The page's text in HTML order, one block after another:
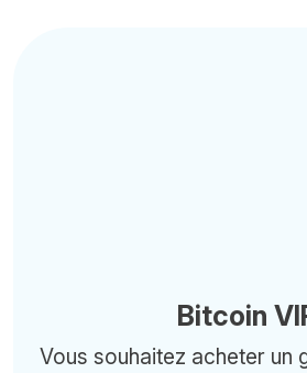
Bitcoin
Vous souhaitez acheter un